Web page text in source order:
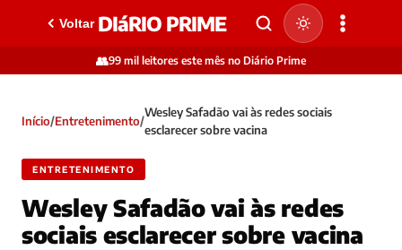
Voltar DIáRIO PRIME
👥99 mil leitores este mês no Diário Prime
Início/Entretenimento/
Wesley Safadão vai às redes sociais
esclarecer sobre vacina
ENTRETENIMENTO
Wesley Safadão vai às redes
sociais esclarecer sobre vacina